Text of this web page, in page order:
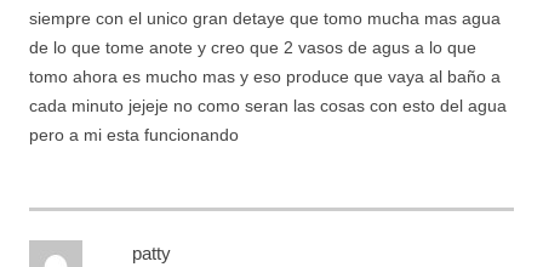
siempre con el unico gran detaye que tomo mucha mas agua
de lo que tome anote y creo que 2 vasos de agus a lo que
tomo ahora es mucho mas y eso produce que vaya al baño a
cada minuto jejeje no como seran las cosas con esto del agua
pero a mi esta funcionando
patty